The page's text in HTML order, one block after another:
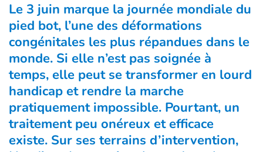
Le 3 juin marque la journée mondiale du
pied bot, l’une des déformations
congénitales les plus répandues dans le
monde. Si elle n’est pas soignée à
temps, elle peut se transformer en lourd
handicap et rendre la marche
pratiquement impossible. Pourtant, un
traitement peu onéreux et efficace
existe. Sur ses terrains d’intervention,